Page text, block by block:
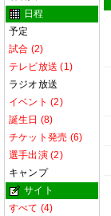
日程
予定
試合 (2)
テレビ放送 (1)
ラジオ放送
イベント (2)
誕生日 (8)
チケット発売 (6)
選手出演 (2)
キャンプ
サイト
すべて (4)